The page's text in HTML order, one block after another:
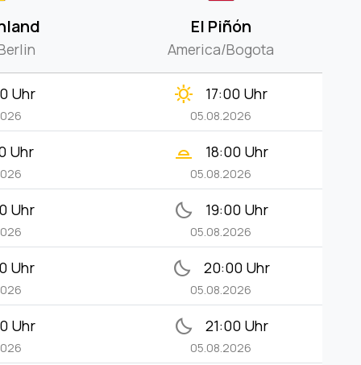
El Piñón
America/Bogota
Uhr clear_day 17:00 Uhr
05.08.2026
Uhr wb_twilight_2 18:00 Uhr
05.08.2026
Uhr bedtime 19:00 Uhr
05.08.2026
Uhr bedtime 20:00 Uhr
05.08.2026
Uhr bedtime 21:00 Uhr
05.08.2026